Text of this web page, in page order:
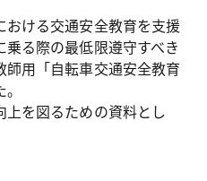
ける交通安全教育を支援
る際の最低限遵守すべき
用「自転車交通安全教育
を図るための資料とし